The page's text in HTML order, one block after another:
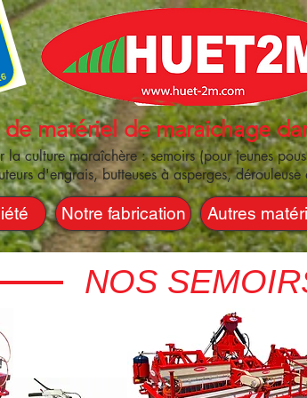
matériel de maraichage
culture maraîchère : semoirs (pour jeunes
d'engrais, butteuses à asperges,
Notre fabrication Autres
NOS